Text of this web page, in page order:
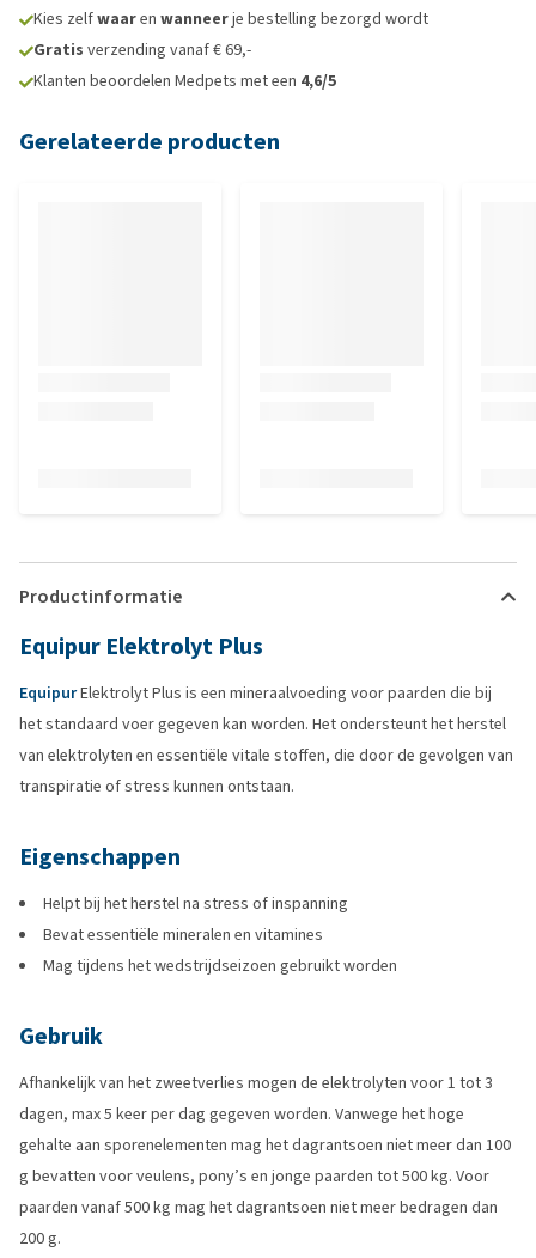
Kies zelfwaaren wanneerje bestelling bezorgd wordt
Gratis verzending vanaf € 69,-
Klanten beoordelen Medpets met een 4,6/5
Gerelateerde producten
Productinformatie
Equipur Elektrolyt Plus
EquipurElektrolyt Plus is een mineraalvoeding voor paarden die bij
het standaard voer gegeven kan worden. Het ondersteunt het herstel
van elektrolyten en essentiële vitale stoffen, die door de gevolgen van
transpiratie of stress kunnen ontstaan.
Eigenschappen
Helpt bij het herstel na stress of inspanning
Bevat essentiële mineralen en vitamines
Mag tijdens het wedstrijdseizoen gebruikt worden
Gebruik
Afhankelijk van het zweetverlies mogen de elektrolyten voor 1 tot 3
dagen, max 5 keer per dag gegeven worden. Vanwege het hoge
gehalte aan sporenelementen mag het dagrantsoen niet meer dan 100
g bevatten voor veulens, pony’s en jonge paarden tot 500 kg. Voor
paarden vanaf 500 kg mag het dagrantsoen niet meer bedragen dan
200 g.